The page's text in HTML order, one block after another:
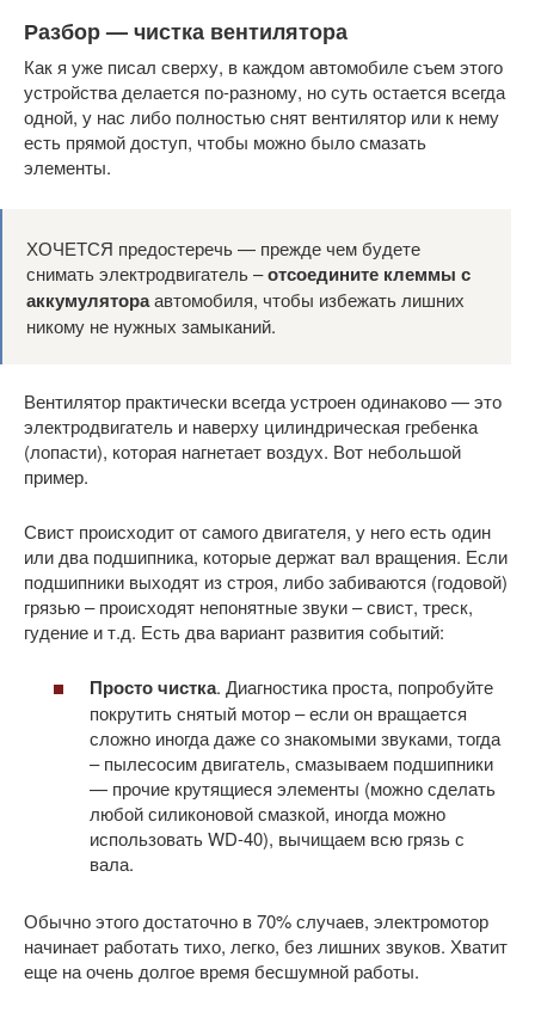
Разбор — чистка вентилятора
Как я уже писал сверху, в каждом автомобиле съем этого
устройства делается по-разному, но суть остается всегда
одной, у нас либо полностью снят вентилятор или к нему
есть прямой доступ, чтобы можно было смазать
элементы.
ХОЧЕТСЯ предостеречь — прежде чем будете
снимать электродвигатель –отсоедините клеммы с
аккумулятораавтомобиля, чтобы избежать лишних
никому не нужных замыканий.
Вентилятор практически всегда устроен одинаково — это
электродвигатель и наверху цилиндрическая гребенка
(лопасти), которая нагнетает воздух. Вот небольшой
пример.
Свист происходит от самого двигателя, у него есть один
или два подшипника, которые держат вал вращения. Если
подшипники выходят из строя, либо забиваются (годовой)
грязью – происходят непонятные звуки – свист, треск,
гудение и т.д. Есть два вариант развития событий:
Просто чистка. Диагностика проста, попробуйте
покрутить снятый мотор – если он вращается
сложно иногда даже со знакомыми звуками, тогда
– пылесосим двигатель, смазываем подшипники
— прочие крутящиеся элементы (можно сделать
любой силиконовой смазкой, иногда можно
использовать WD-40), вычищаем всю грязь с
вала.
Обычно этого достаточно в 70% случаев, электромотор
начинает работать тихо, легко, без лишних звуков. Хватит
еще на очень долгое время бесшумной работы.